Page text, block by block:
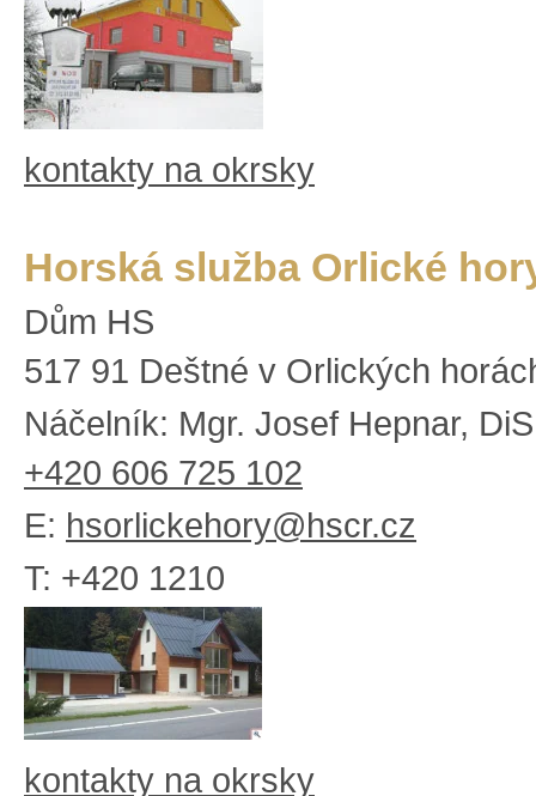
kontakty na okrsky
Horská služba Orlické
Dům HS
517 91 Deštné v Orlických
Náčelník: Mgr. Josef Hepnar,
+420 606 725 102
E: hsorlickehory@hscr.cz
T: +420 1210
kontakty na okrsky